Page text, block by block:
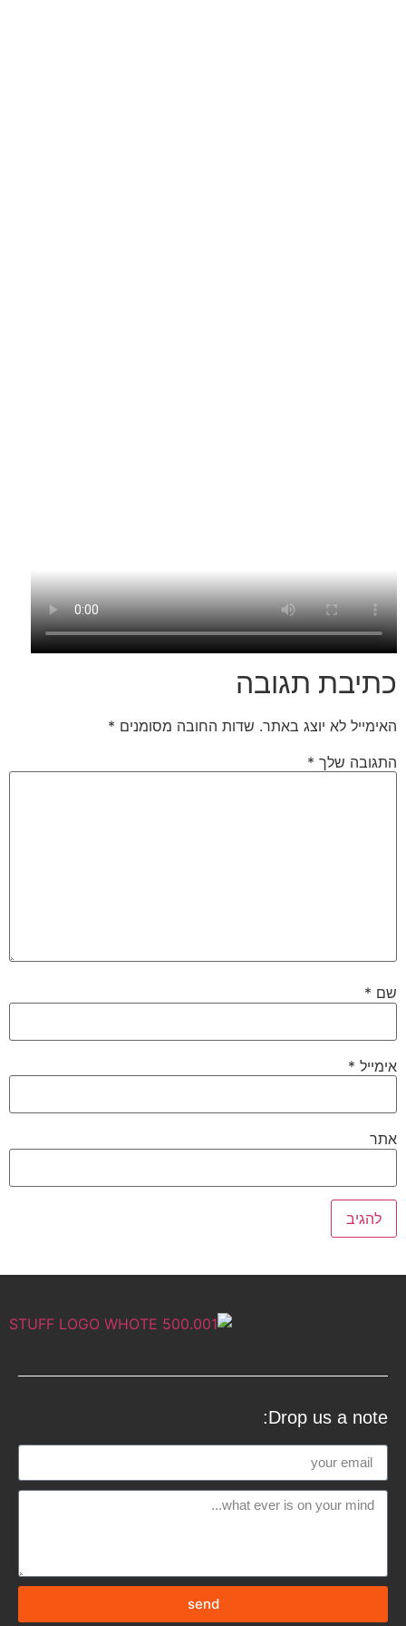
כתיבת תגובה
האימייל לא יוצג באתר. שדות החובה מסומנים *
התגובה שלך *
שם *
אימייל *
אתר
Drop us a note:
send